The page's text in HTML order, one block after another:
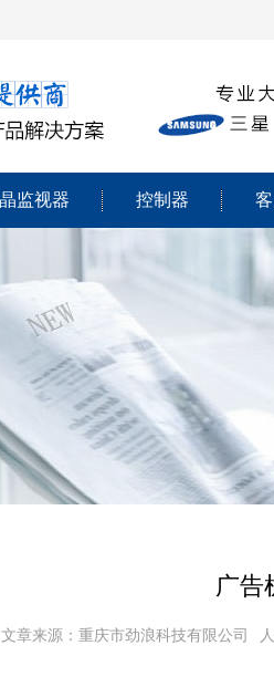
监视器 控制器
广告
文章来源：重庆市劲浪科技有限公司